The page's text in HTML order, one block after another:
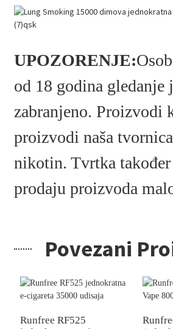
UPOZORENJE:
od 18 godina gledanje
zabranjeno. Proizvodi
proizvodi naša
nikotin. Tvrtka
prodaju proizvoda
Povezani
Runfree RF525